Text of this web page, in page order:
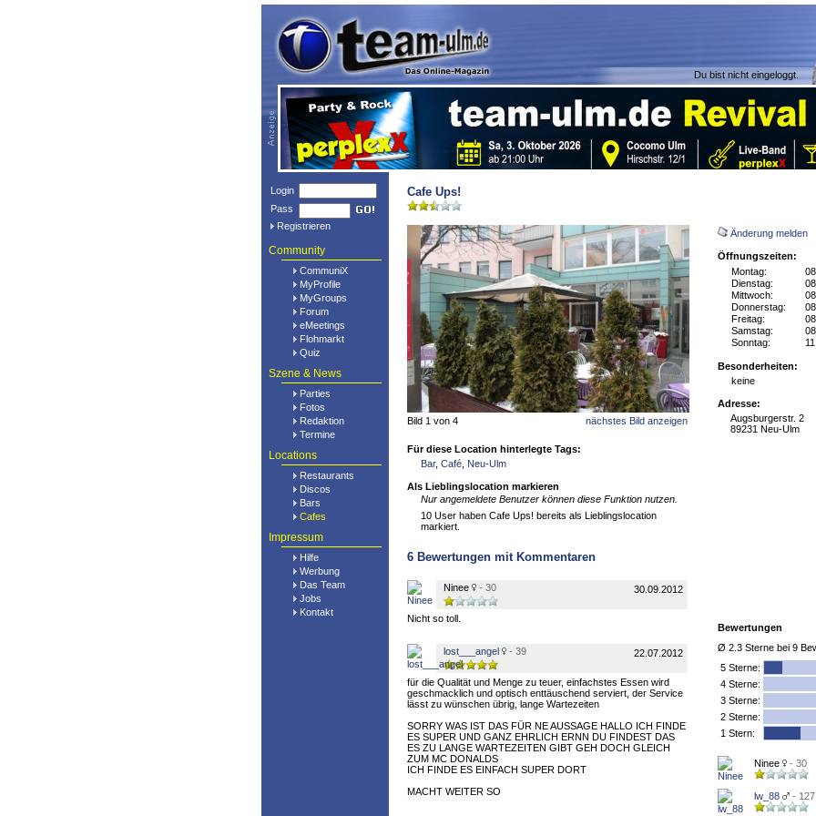
Du bist nicht eingeloggt.
Login
Pass
Registrieren
Community
CommuniX
MyProfile
MyGroups
Forum
eMeetings
Flohmarkt
Quiz
Szene & News
Parties
Fotos
Redaktion
Termine
Locations
Restaurants
Discos
Bars
Cafes
Impressum
Hilfe
Werbung
Das Team
Jobs
Kontakt
Cafe Ups!
Änderung melden
Öffnungszeiten:
Montag:
Dienstag:
Mittwoch:
Donnerstag:
Freitag:
Samstag:
Sonntag:
Besonderheiten:
keine
Adresse:
Augsburgerstr. 2
89231 Neu-Ulm
Bewertungen
Ø 2.3 Sterne bei 9
5 Sterne:
4 Sterne:
3 Sterne:
2 Sterne:
1 Stern:
Ninee - 30
lw_88 - 127
Bild 1 von 4 nächstes Bild anzeigen
Für diese Location hinterlegte Tags:
Bar, Café Neu-Ulm
Als Lieblingslocation markieren
Nur angemeldete Benutzer können diese Funktion nutzen.
10 User haben Cafe Ups! bereits als Lieblingslocation
markiert.
6 Bewertungen mit Kommentaren
Ninee - 30 30.09.2012
Nicht so toll.
lost___angel - 39 22.07.2012
für die Qualität und Menge zu teuer, einfachstes Essen wird
geschmacklich und optisch enttäuschend serviert, der Service
lässt zu wünschen übrig, lange Wartezeiten
SORRY WAS IST DAS FÜR NE AUSSAGE HALLO ICH FINDE
ES SUPER UND GANZ EHRLICH ERNN DU FINDEST DAS
ES ZU LANGE WARTEZEITEN GIBT GEH DOCH GLEICH
ZUM MC DONALDS
ICH FINDE ES EINFACH SUPER DORT
MACHT WEITER SO